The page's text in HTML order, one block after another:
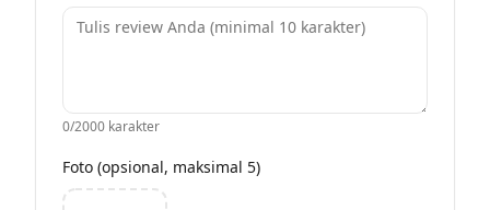
0/2000 karakter
Foto (opsional, maksimal 5)